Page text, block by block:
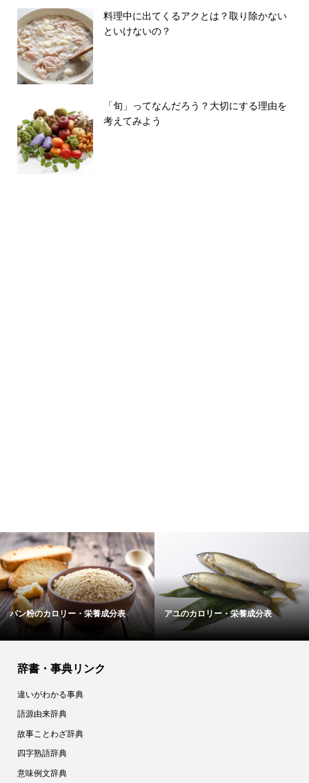
料理中に出てくるアクとは？取り除かない
といけないの？
「旬」ってなんだろう？大切にする理由を
考えてみよう
アユのカロリー・栄養成分表 ココアのカロリー・栄養成分表
辞書・事典リンク
違いがわかる事典
語源由来辞典
故事ことわざ辞典
四字熟語辞典
意味例文辞典